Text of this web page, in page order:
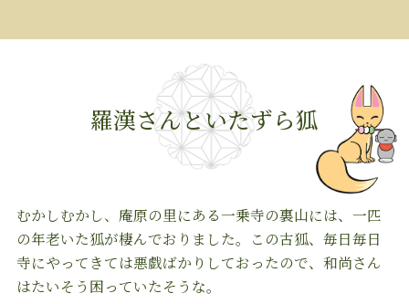
羅漢さんといたずら狐
むかしむかし、庵原の里にある一乗寺の裏山には、一匹
の年老いた狐が棲んでおりました。この古狐、毎日毎日
寺にやってきては悪戯ばかりしておったので、和尚さん
はたいそう困っていたそうな。